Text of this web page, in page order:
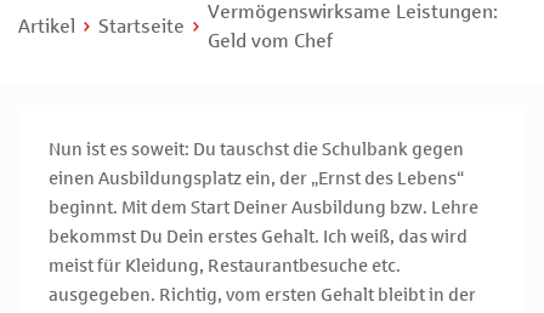
Artikel Startseite
Vermögenswirksame Leistungen:
Geld vom Chef
Nun ist es soweit: Du tauschst die Schulbank gegen
einen Ausbildungsplatz ein, der „Ernst des Lebens“
beginnt. Mit dem Start Deiner Ausbildung bzw. Lehre
bekommst Du Dein erstes Gehalt. Ich weiß, das wird
meist für Kleidung, Restaurantbesuche etc.
ausgegeben. Richtig, vom ersten Gehalt bleibt in der